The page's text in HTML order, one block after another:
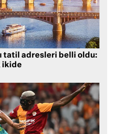
tatil adresleri belli oldu:
ikide